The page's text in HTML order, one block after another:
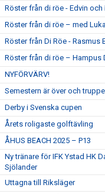
Röster från di röe - Edvin och
Röster från di röe – med
Röster från Di Röe - Rasmus
Röster från di röe – Hampus
NYFÖRVÄRV!
Semestern är över och
Derby i Svenska cupen
Årets roligaste golftävling
ÅHUS BEACH 2025 – P13
Ny tränare för IFK Ystad HK
Sjölander
Uttagna till Riksläger